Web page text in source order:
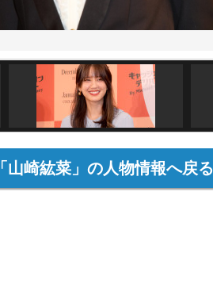
「山崎紘菜」の人物情報へ戻る